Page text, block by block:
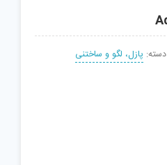
دسته: پازل، لگو و ساختنی